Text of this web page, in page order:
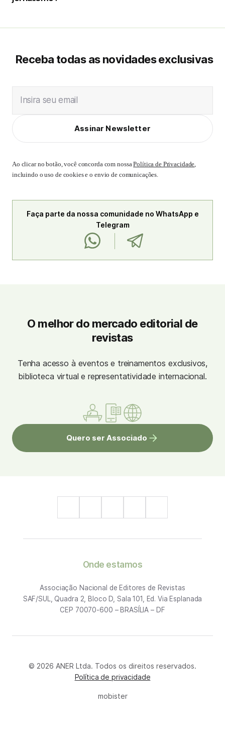
Receba todas as novidades exclusivas
Insira seu email
Assinar Newsletter
Ao clicar no botão, você concorda com nossaPolítica de Privacidade,
incluindo o uso de cookies e o envio de comunicações.
Faça parte da nossa comunidade no WhatsApp e
Telegram
O melhor do mercado editorial de
revistas
Tenha acesso à eventos e treinamentos exclusivos,
biblioteca virtual e representatividade internacional.
Quero ser Associado
Onde estamos
Associação Nacional de Editores de Revistas
SAF/SUL, Quadra 2, Bloco D, Sala 101, Ed. Via Esplanada
CEP 70070-600 – BRASÍLIA – DF
© 2026 ANER Ltda. Todos os direitos reservados.
Política de privacidade
mobister